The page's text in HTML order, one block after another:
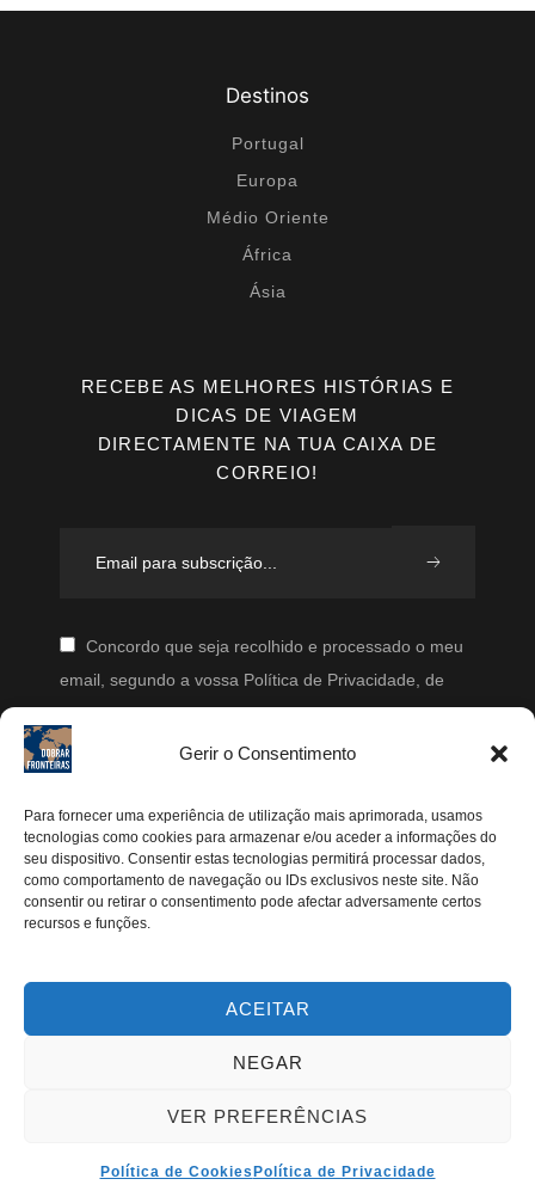
Gerir o Consentimento
Para fornecer uma experiência de utilização mais aprimorada, usamos
tecnologias como cookies para armazenar e/ou aceder a informações do
seu dispositivo. Consentir estas tecnologias permitirá processar dados,
como comportamento de navegação ou IDs exclusivos neste site. Não
consentir ou retirar o consentimento pode afectar adversamente certos
recursos e funções.
ACEITAR
NEGAR
VER PREFERÊNCIAS
Política de Cookies Política de Privacidade
Destinos
Portugal
Europa
Médio Oriente
África
Ásia
RECEBE AS MELHORES HISTÓRIAS E
DICAS DE VIAGEM
DIRECTAMENTE NA TUA CAIXA DE
CORREIO!
Concordo que seja recolhido e processado o meu
email, segundo a vossa Política de Privacidade, de
modo a que posteriormente possam enviar-me emails
periodicamente.
Segue-me
Instagram
Pinterest
Youtube
FRONTEIRAS 2024®